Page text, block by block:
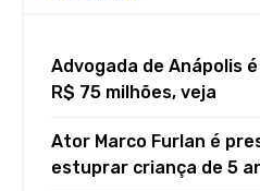
Advogada de Anápolis
R$ 75 milhões, veja
Ator Marco Furlan é
estuprar criança de 5